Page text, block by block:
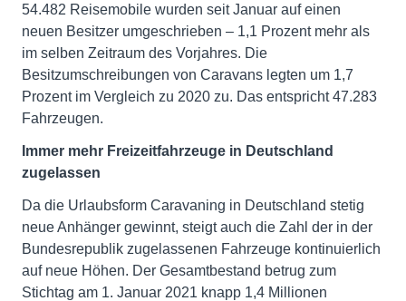
54.482 Reisemobile wurden seit Januar auf einen
neuen Besitzer umgeschrieben – 1,1 Prozent mehr als
im selben Zeitraum des Vorjahres. Die
Besitzumschreibungen von Caravans legten um 1,7
Prozent im Vergleich zu 2020 zu. Das entspricht 47.283
Fahrzeugen.
Immer mehr Freizeitfahrzeuge in Deutschland
zugelassen
Da die Urlaubsform Caravaning in Deutschland stetig
neue Anhänger gewinnt, steigt auch die Zahl der in der
Bundesrepublik zugelassenen Fahrzeuge kontinuierlich
auf neue Höhen. Der Gesamtbestand betrug zum
Stichtag am 1. Januar 2021 knapp 1,4 Millionen